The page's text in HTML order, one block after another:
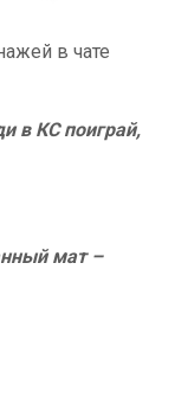
в чате
в КС поиграй,
мат –